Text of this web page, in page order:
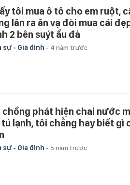
tôi mua ô tô cho em ruột,
lăn ra ăn vạ đòi mua cái
2 bên suýt ẩu đả
sự - Gia đình - 4 năm trước
chồng phát hiện chai nước
lạnh, tôi chẳng hay biết gì
sự - Gia đình - 5 năm trước